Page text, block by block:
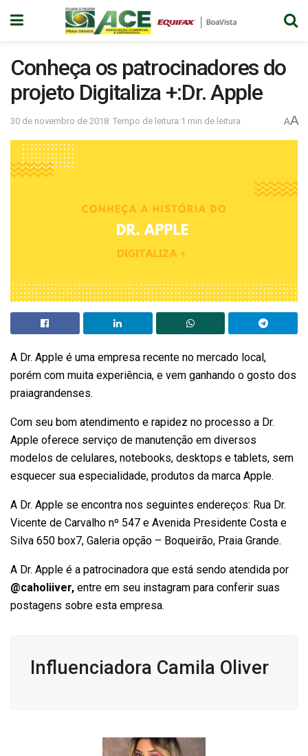
Conheça os patrocinadores do
projeto Digitaliza +:Dr. Apple
30 de novembro de 2018 Tempo de leitura:1 min de leitura AA
A Dr. Apple é uma empresa recente no mercado local,
porém com muita experiência, e vem ganhando o gosto dos
praiagrandenses.
Com seu bom atendimento e rapidez no processo a Dr.
Apple oferece serviço de manutenção em diversos
modelos de celulares, notebooks, desktops e tablets, sem
esquecer sua especialidade, produtos da marca Apple.
A Dr. Apple se encontra nos seguintes endereços: Rua Dr.
Vicente de Carvalho nº 547 e Avenida Presidente Costa e
Silva 650 box7, Galeria opção – Boqueirão, Praia Grande.
A Dr. Apple é a patrocinadora que está sendo atendida por
@caholiiver, entre em seu instagram para conferir suas
postagens sobre esta empresa.
Influenciadora Camila Oliver